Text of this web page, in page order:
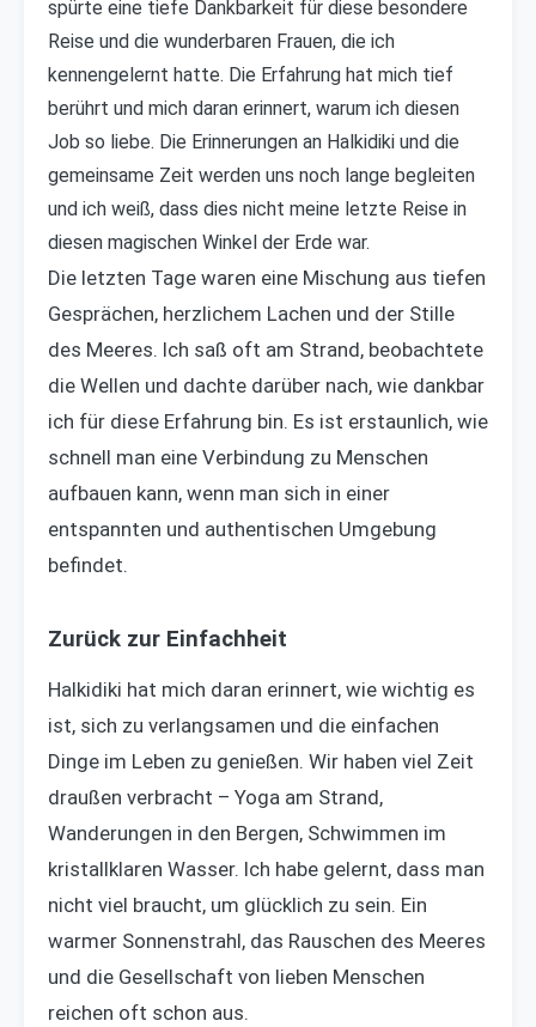
spürte eine tiefe Dankbarkeit für diese besondere
Reise und die wunderbaren Frauen, die ich
kennengelernt hatte. Die Erfahrung hat mich tief
berührt und mich daran erinnert, warum ich diesen
Job so liebe. Die Erinnerungen an Halkidiki und die
gemeinsame Zeit werden uns noch lange begleiten
und ich weiß, dass dies nicht meine letzte Reise in
diesen magischen Winkel der Erde war.
Die letzten Tage waren eine Mischung aus tiefen
Gesprächen, herzlichem Lachen und der Stille
des Meeres. Ich saß oft am Strand, beobachtete
die Wellen und dachte darüber nach, wie dankbar
ich für diese Erfahrung bin. Es ist erstaunlich, wie
schnell man eine Verbindung zu Menschen
aufbauen kann, wenn man sich in einer
entspannten und authentischen Umgebung
befindet.
Zurück zur Einfachheit
Halkidiki hat mich daran erinnert, wie wichtig es
ist, sich zu verlangsamen und die einfachen
Dinge im Leben zu genießen. Wir haben viel Zeit
draußen verbracht – Yoga am Strand,
Wanderungen in den Bergen, Schwimmen im
kristallklaren Wasser. Ich habe gelernt, dass man
nicht viel braucht, um glücklich zu sein. Ein
warmer Sonnenstrahl, das Rauschen des Meeres
und die Gesellschaft von lieben Menschen
reichen oft schon aus.